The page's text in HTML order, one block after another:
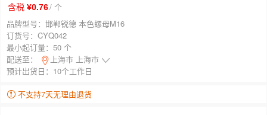
含税 ¥0.76/ 个
品牌型号： 邯郸锐德 本色螺母M16
订货号： CYQ042
最小起订量： 50 个
配送至：
上海市 上海市
预计出货日：10个工作日
不支持7天无理由退货